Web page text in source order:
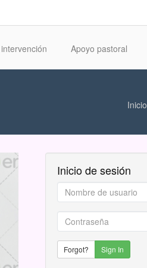
Apoyo pastoral
Inicio
Inicio de sesión
Nombre
de
usuario
*Contraseña
*
Forgot? Sign In